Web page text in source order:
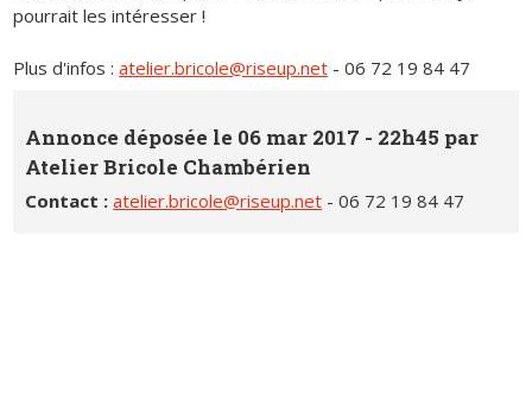
pourrait les intéresser !
Plus d'infos :atelier.bricole@riseup.net - 06 72 19 84 47
Annonce déposée le 06 mar 2017 - 22h45 par
Atelier Bricole Chambérien
Contact :atelier.bricole@riseup.net - 06 72 19 84 47